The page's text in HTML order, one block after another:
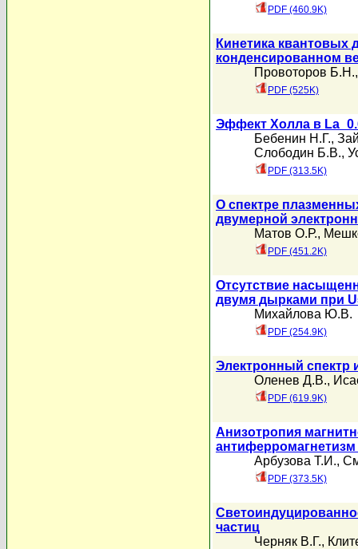
PDF (460.9K)
Кинетика квантовых
конденсированном
Провоторов Б.Н.
PDF (525K)
Эффект Холла в
Бебенин Н.Г.,
Слободин Б.В.,
PDF (313.5K)
О спектре
двумерной
Матов О.Р.,
PDF (451.2K)
Отсутствие
двумя дырками при
Михайлова Ю.В.
PDF (254.9K)
Электронный спектр
Оленев Д.В.,
PDF (619.9K)
Анизотропия
антиферромагнетизм
Арбузова Т.И.,
PDF (373.5K)
частиц
Черняк В.Г.,